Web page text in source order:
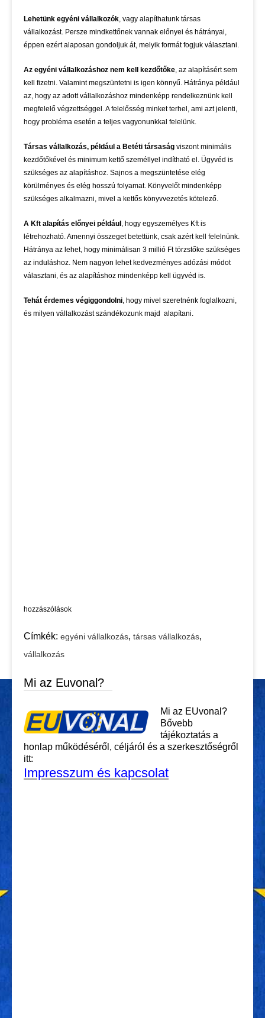
Lehetünk egyéni vállalkozók, vagy alapíthatunk társas
vállalkozást. Persze mindkettőnek vannak előnyei és hátrányai,
éppen ezért alaposan gondoljuk át, melyik formát fogjuk választani.
Az egyéni vállalkozáshoz nem kell kezdőtőke, az alapításért sem
kell fizetni. Valamint megszüntetni is igen könnyű. Hátránya például
az, hogy az adott vállalkozáshoz mindenképp rendelkeznünk kell
megfelelő végzettséggel. A felelősség minket terhel, ami azt jelenti,
hogy probléma esetén a teljes vagyonunkkal felelünk.
Társas vállalkozás, például a Betéti társaság viszont minimális
kezdőtőkével és minimum kettő személlyel indítható el. Ügyvéd is
szükséges az alapításhoz. Sajnos a megszüntetése elég
körülményes és elég hosszú folyamat. Könyvelőt mindenképp
szükséges alkalmazni, mivel a kettős könyvvezetés kötelező.
A Kft alapítás előnyei például , hogy egyszemélyes Kft is
létrehozható. Amennyi összeget betettünk, csak azért kell felelnünk.
Hátránya az lehet, hogy minimálisan 3 millió Ft törzstőke szükséges
az induláshoz. Nem nagyon lehet kedvezményes adózási módot
választani, és az alapításhoz mindenképp kell ügyvéd is.
Tehát érdemes végiggondolni, hogy mivel szeretnénk foglalkozni,
és milyen vállalkozást szándékozunk majd alapítani.
hozzászólások
Címkék: egyéni vállalkozás, társas vállalkozás,
vállalkozás
Mi az Euvonal?
Mi az EUvonal?
Bővebb
tájékoztatás a
honlap működéséről, céljáról és a szerkesztőségről
itt:
Impresszum és kapcsolat